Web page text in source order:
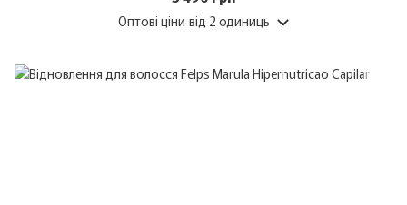
Оптові ціни від 2 одиниць